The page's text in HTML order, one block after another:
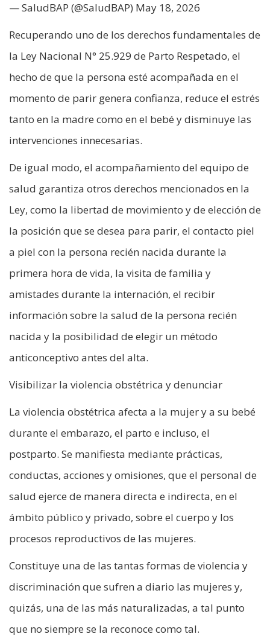
— SaludBAP (@SaludBAP) May 18, 2026
Recuperando uno de los derechos fundamentales de
la Ley Nacional N° 25.929 de Parto Respetado, el
hecho de que la persona esté acompañada en el
momento de parir genera confianza, reduce el estrés
tanto en la madre como en el bebé y disminuye las
intervenciones innecesarias.
De igual modo, el acompañamiento del equipo de
salud garantiza otros derechos mencionados en la
Ley, como la libertad de movimiento y de elección de
la posición que se desea para parir, el contacto piel
a piel con la persona recién nacida durante la
primera hora de vida, la visita de familia y
amistades durante la internación, el recibir
información sobre la salud de la persona recién
nacida y la posibilidad de elegir un método
anticonceptivo antes del alta.
Visibilizar la violencia obstétrica y denunciar
La violencia obstétrica afecta a la mujer y a su bebé
durante el embarazo, el parto e incluso, el
postparto. Se manifiesta mediante prácticas,
conductas, acciones y omisiones, que el personal de
salud ejerce de manera directa e indirecta, en el
ámbito público y privado, sobre el cuerpo y los
procesos reproductivos de las mujeres.
Constituye una de las tantas formas de violencia y
discriminación que sufren a diario las mujeres y,
quizás, una de las más naturalizadas, a tal punto
que no siempre se la reconoce como tal.